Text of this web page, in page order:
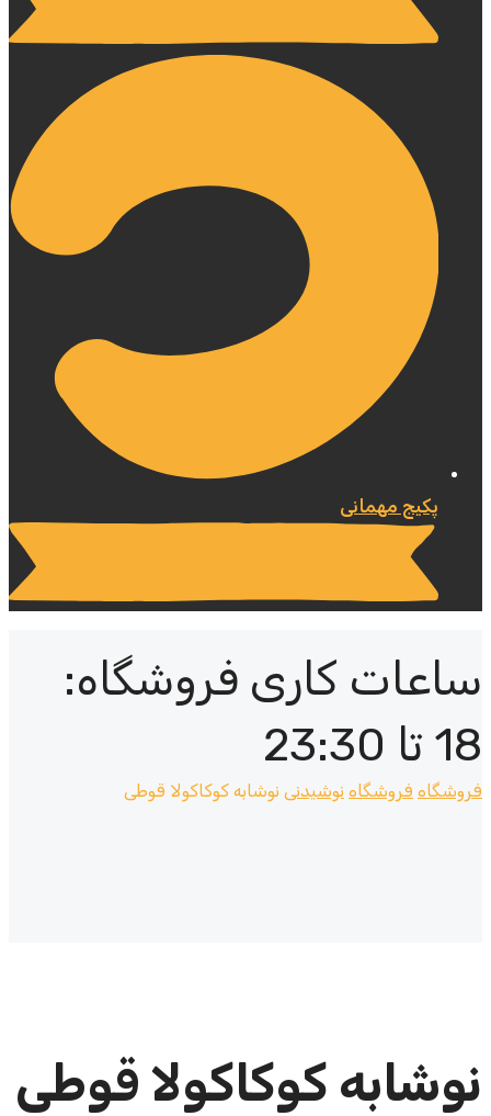
پکیج مهمانی
ساعات کاری فروشگاه:
18 تا 23:30
فروشگاه فروشگاه نوشیدنی نوشابه کوکاکولا قوطی
نوشابه کوکاکولا قوطی